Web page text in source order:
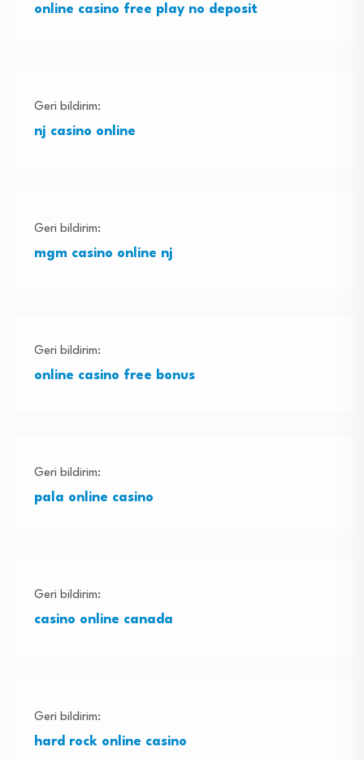
online casino free play no deposit
Geri bildirim:
nj casino online
Geri bildirim:
mgm casino online nj
Geri bildirim:
online casino free bonus
Geri bildirim:
pala online casino
Geri bildirim:
casino online canada
Geri bildirim:
hard rock online casino